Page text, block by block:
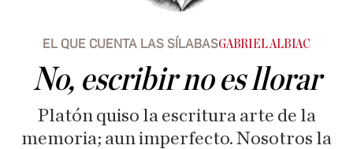
EL QUE CUENTA LAS SÍLABASGABRIEL ALBIAC
No, escribir no es llorar
Platón quiso la escritura arte de la
memoria; aun imperfecto. Nosotros la